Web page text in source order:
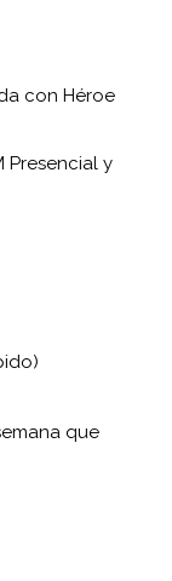
con Héroe
Presencial y
que